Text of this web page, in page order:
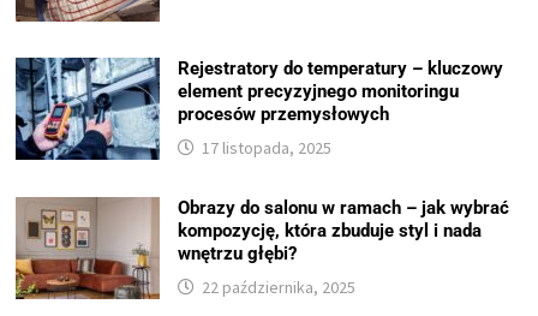
Rejestratory do temperatury – kluczowy
element precyzyjnego monitoringu
procesów przemysłowych
17 listopada, 2025
Obrazy do salonu w ramach – jak wybrać
kompozycję, która zbuduje styl i nada
wnętrzu głębi?
22 października, 2025